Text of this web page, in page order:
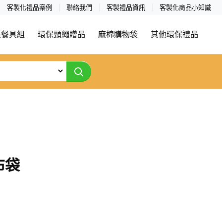
客製化禮品案例 聯絡我們 客製禮品資訊 客製化商品小知識
具組 環保頸繩贈品 麻棉購物袋 其他環保禮品
袋